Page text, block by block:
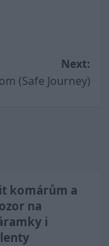
Next:
(Safe Journey)
komárům a
na
i